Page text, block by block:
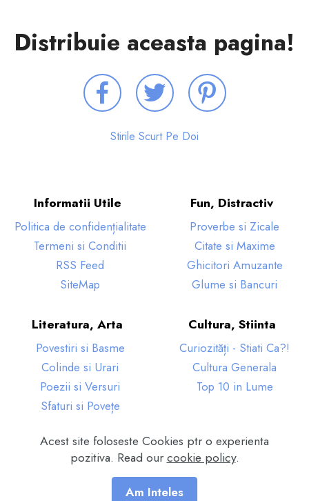
Distribuie aceasta pagina!
Stirile Scurt Pe Doi
Informatii Utile
Politica de confidențialitate
Termeni si Conditii
RSS Feed
SiteMap
Fun, Distractiv
Proverbe si Zicale
Citate si Maxime
Ghicitori Amuzante
Glume si Bancuri
Literatura, Arta
Povestiri si Basme
Colinde si Urari
Poezii si Versuri
Sfaturi si Povețe
Cultura, Stiinta
Curiozități - Stiati Ca?!
Cultura Generala
Top 10 in Lume
© Copyright 2024 EduCultura. Toate Drepturile
Rezervate.
Acest site foloseste Cookies ptr o experienta
pozitiva. Read ourcookie policy.
Am Inteles